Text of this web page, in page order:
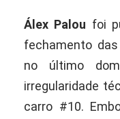
Álex Palou foi
fechamento das
no último
irregularidade
carro #10.